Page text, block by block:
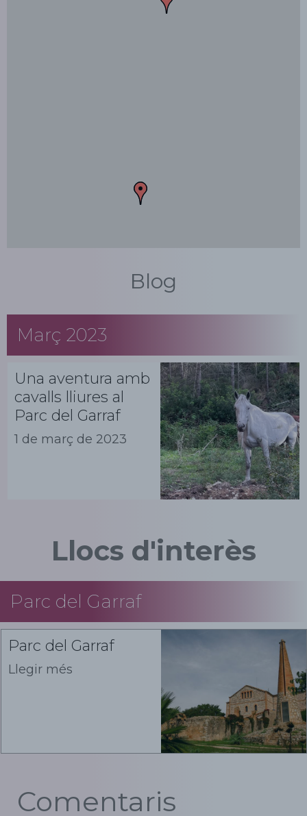
Blog
Març 2023
Una aventura amb
cavalls lliures al
Parc del Garraf
1 de març de 2023
Llocs d'interès
Parc del Garraf
Parc del Garraf
Llegir més
Comentaris